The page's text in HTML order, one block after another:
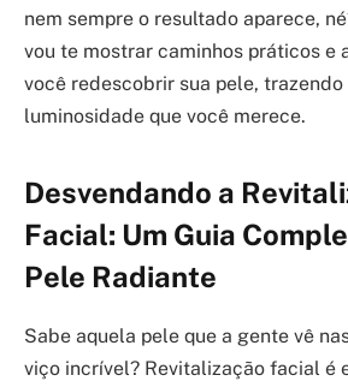
nem sempre o resultado aparece,
vou te mostrar caminhos práticos e
você redescobrir sua pele, trazendo
luminosidade que você merece.
Desvendando a
Facial: Um Guia
Pele Radiante
Sabe aquela pele que a gente vê
viço incrível? Revitalização facial é